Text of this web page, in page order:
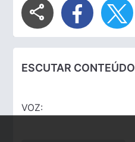
share
ESCUTAR CONTEÚDO
VOZ: